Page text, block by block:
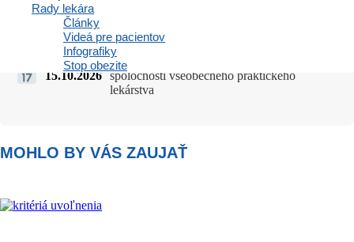
Rady lekára
Články
Videá pre pacientov
Infografiky
Stop obezite
15.10.2026
47. výročná konferencia Slovenskej
spoločnosti všeobecného praktického
lekárstva
MOHLO BY VÁS ZAUJAŤ